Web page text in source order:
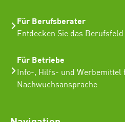
Für Berufsberater
Entdecken Sie das
Für Betriebe
Info-, Hilfs- und Werbemittel
Nachwuchsansprache